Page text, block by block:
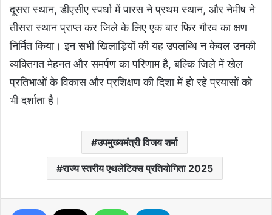
दूसरा स्थान, डीएसीए स्पर्धा में पारस ने प्रथम स्थान, और नेमीष ने
तीसरा स्थान प्राप्त कर जिले के लिए एक बार फिर गौरव का क्षण
निर्मित किया। इन सभी खिलाड़ियों की यह उपलब्धि न केवल उनकी
व्यक्तिगत मेहनत और समर्पण का परिणाम है, बल्कि जिले में खेल
प्रतिभाओं के विकास और प्रशिक्षण की दिशा में हो रहे प्रयासों को
भी दर्शाता है।
उपमुख्यमंत्री विजय शर्मा
राज्य स्तरीय एथलेटिक्स प्रतियोगिता 2025